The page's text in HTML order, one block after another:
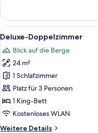
Doppelzimmer
Alle
Fotos
für
Deluxe-
Doppelzimmer
anzeigen
10
Deluxe-Doppelzimmer
Blick auf die Berge
24 m²
1 Schlafzimmer
Platz für 3 Personen
1 King-Bett
Kostenloses WLAN
Weitere Details
Weitere